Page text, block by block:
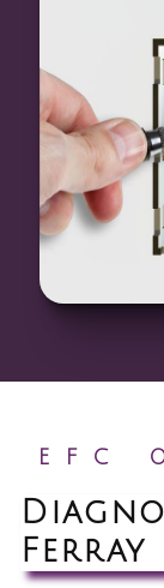
EFC
diagnostic immobilier à
Ferray